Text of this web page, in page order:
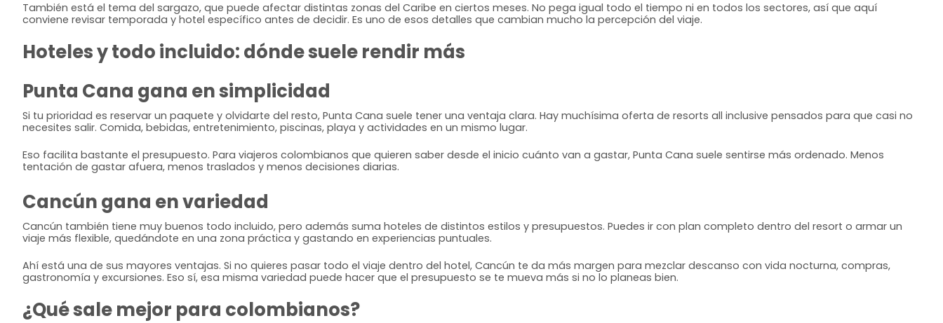
También está el tema del sargazo, que puede afectar distintas zonas del Caribe en ciertos meses. No pega igual todo el tiempo ni en todos los sectores, así que aquí
conviene revisar temporada y hotel específico antes de decidir. Es uno de esos detalles que cambian mucho la percepción del viaje.
Hoteles y todo incluido: dónde suele rendir más
Punta Cana gana en simplicidad
Si tu prioridad es reservar un paquete y olvidarte del resto, Punta Cana suele tener una ventaja clara. Hay muchísima oferta de resorts all inclusive pensados para que casi no
necesites salir. Comida, bebidas, entretenimiento, piscinas, playa y actividades en un mismo lugar.
Eso facilita bastante el presupuesto. Para viajeros colombianos que quieren saber desde el inicio cuánto van a gastar, Punta Cana suele sentirse más ordenado. Menos
tentación de gastar afuera, menos traslados y menos decisiones diarias.
Cancún gana en variedad
Cancún también tiene muy buenos todo incluido, pero además suma hoteles de distintos estilos y presupuestos. Puedes ir con plan completo dentro del resort o armar un
viaje más flexible, quedándote en una zona práctica y gastando en experiencias puntuales.
Ahí está una de sus mayores ventajas. Si no quieres pasar todo el viaje dentro del hotel, Cancún te da más margen para mezclar descanso con vida nocturna, compras,
gastronomía y excursiones. Eso sí, esa misma variedad puede hacer que el presupuesto se te mueva más si no lo planeas bien.
¿Qué sale mejor para colombianos?